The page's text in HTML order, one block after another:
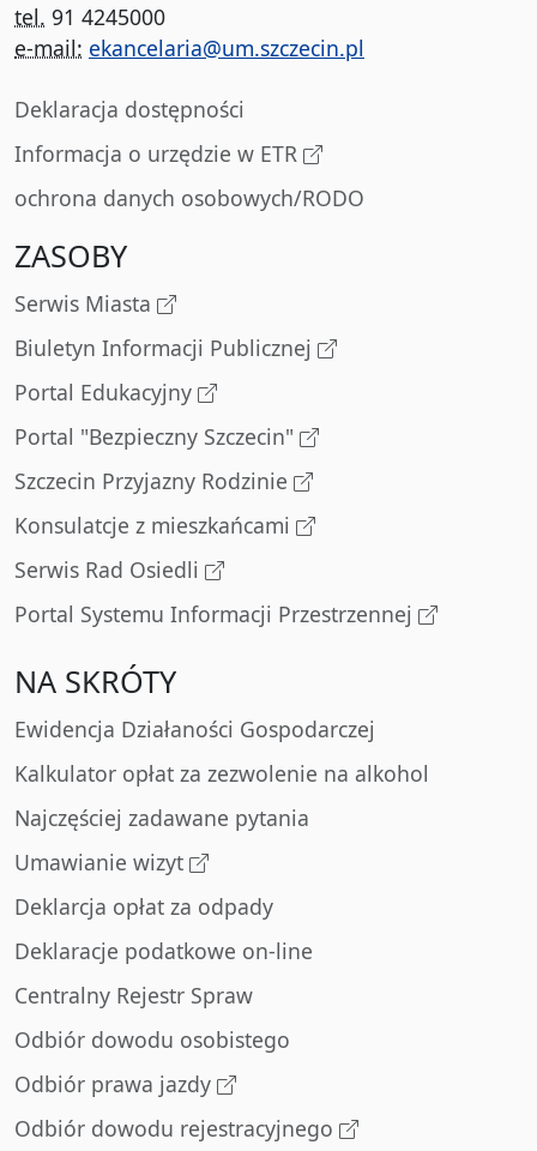
tel. 91 4245000
e-mail: ekancelaria@um.szczecin.pl
Deklaracja dostępności
Informacja o urzędzie w ETR
ochrona danych osobowych/RODO
ZASOBY
Serwis Miasta
Biuletyn Informacji Publicznej
Portal Edukacyjny
Portal "Bezpieczny Szczecin"
Szczecin Przyjazny Rodzinie
Konsulatcje z mieszkańcami
Serwis Rad Osiedli
Portal Systemu Informacji Przestrzennej
NA SKRÓTY
Ewidencja Działaności Gospodarczej
Kalkulator opłat za zezwolenie na alkohol
Najczęściej zadawane pytania
Umawianie wizyt
Deklarcja opłat za odpady
Deklaracje podatkowe on-line
Centralny Rejestr Spraw
Odbiór dowodu osobistego
Odbiór prawa jazdy
Odbiór dowodu rejestracyjnego